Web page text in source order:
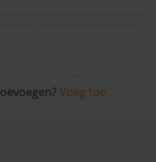
Voeg toe